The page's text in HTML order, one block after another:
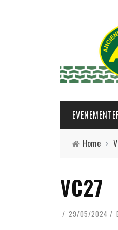
Home ›
VC27
29/05/2024